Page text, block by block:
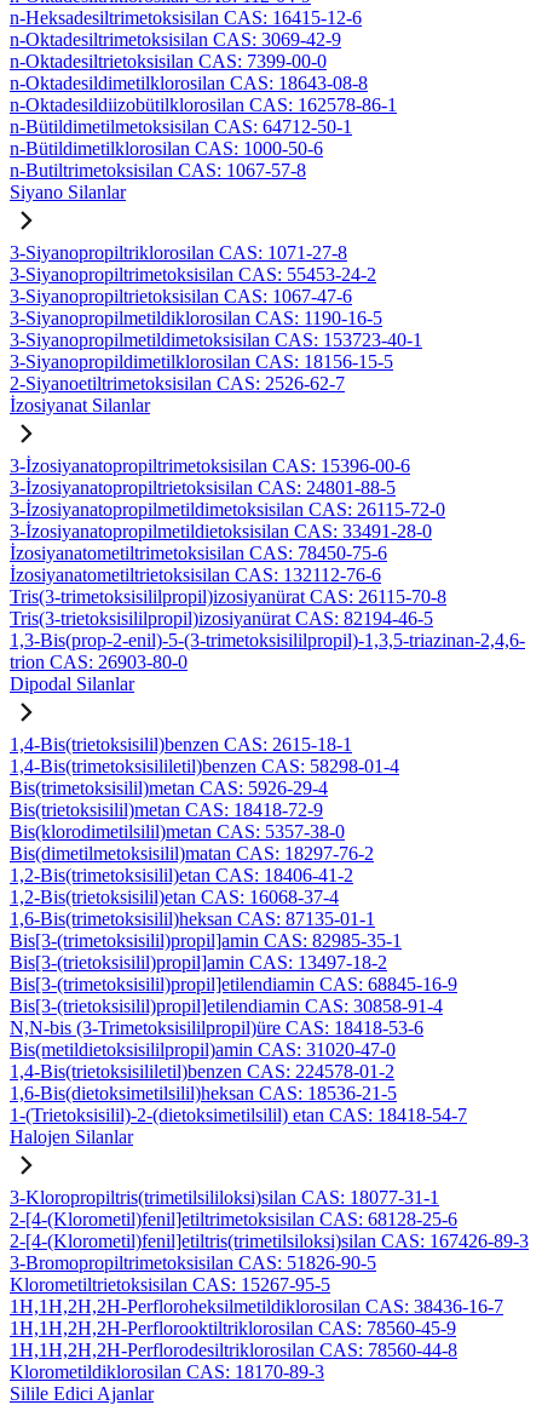
n-Heksadesiltrimetoksisilan CAS: 16415-12-6
n-Oktadesiltrimetoksisilan CAS: 3069-42-9
n-Oktadesiltrietoksisilan CAS: 7399-00-0
n-Oktadesildimetilklorosilan CAS: 18643-08-8
n-Oktadesildiizobütilklorosilan CAS: 162578-86-1
n-Bütildimetilmetoksisilan CAS: 64712-50-1
n-Bütildimetilklorosilan CAS: 1000-50-6
n-Butiltrimetoksisilan CAS: 1067-57-8
Siyano Silanlar
3-Siyanopropiltriklorosilan CAS: 1071-27-8
3-Siyanopropiltrimetoksisilan CAS: 55453-24-2
3-Siyanopropiltrietoksisilan CAS: 1067-47-6
3-Siyanopropilmetildiklorosilan CAS: 1190-16-5
3-Siyanopropilmetildimetoksisilan CAS: 153723-40-1
3-Siyanopropildimetilklorosilan CAS: 18156-15-5
2-Siyanoetiltrimetoksisilan CAS: 2526-62-7
İzosiyanat Silanlar
3-İzosiyanatopropiltrimetoksisilan CAS: 15396-00-6
3-İzosiyanatopropiltrietoksisilan CAS: 24801-88-5
3-İzosiyanatopropilmetildimetoksisilan CAS: 26115-72-0
3-İzosiyanatopropilmetildietoksisilan CAS: 33491-28-0
İzosiyanatometiltrimetoksisilan CAS: 78450-75-6
İzosiyanatometiltrietoksisilan CAS: 132112-76-6
Tris(3-trimetoksisililpropil)izosiyanürat CAS: 26115-70-8
Tris(3-trietoksisililpropil)izosiyanürat CAS: 82194-46-5
1,3-Bis(prop-2-enil)-5-(3-trimetoksisililpropil)-1,3,5-triazinan-2,4,6-
trion CAS: 26903-80-0
Dipodal Silanlar
1,4-Bis(trietoksisilil)benzen CAS: 2615-18-1
1,4-Bis(trimetoksisililetil)benzen CAS: 58298-01-4
Bis(trimetoksisilil)metan CAS: 5926-29-4
Bis(trietoksisilil)metan CAS: 18418-72-9
Bis(klorodimetilsilil)metan CAS: 5357-38-0
Bis(dimetilmetoksisilil)matan CAS: 18297-76-2
1,2-Bis(trimetoksisilil)etan CAS: 18406-41-2
1,2-Bis(trietoksisilil)etan CAS: 16068-37-4
1,6-Bis(trimetoksisilil)heksan CAS: 87135-01-1
Bis[3-(trimetoksisilil)propil]amin CAS: 82985-35-1
Bis[3-(trietoksisilil)propil]amin CAS: 13497-18-2
Bis[3-(trimetoksisilil)propil]etilendiamin CAS: 68845-16-9
Bis[3-(trietoksisilil)propil]etilendiamin CAS: 30858-91-4
N,N-bis (3-Trimetoksisililpropil)üre CAS: 18418-53-6
Bis(metildietoksisililpropil)amin CAS: 31020-47-0
1,4-Bis(trietoksisililetil)benzen CAS: 224578-01-2
1,6-Bis(dietoksimetilsilil)heksan CAS: 18536-21-5
1-(Trietoksisilil)-2-(dietoksimetilsilil) etan CAS: 18418-54-7
Halojen Silanlar
3-Kloropropiltris(trimetilsililoksi)silan CAS: 18077-31-1
2-[4-(Klorometil)fenil]etiltrimetoksisilan CAS: 68128-25-6
2-[4-(Klorometil)fenil]etiltris(trimetilsiloksi)silan CAS: 167426-89-3
3-Bromopropiltrimetoksisilan CAS: 51826-90-5
Klorometiltrietoksisilan CAS: 15267-95-5
1H,1H,2H,2H-Perfloroheksilmetildiklorosilan CAS: 38436-16-7
1H,1H,2H,2H-Perflorooktiltriklorosilan CAS: 78560-45-9
1H,1H,2H,2H-Perflorodesiltriklorosilan CAS: 78560-44-8
Klorometildiklorosilan CAS: 18170-89-3
Silile Edici Ajanlar